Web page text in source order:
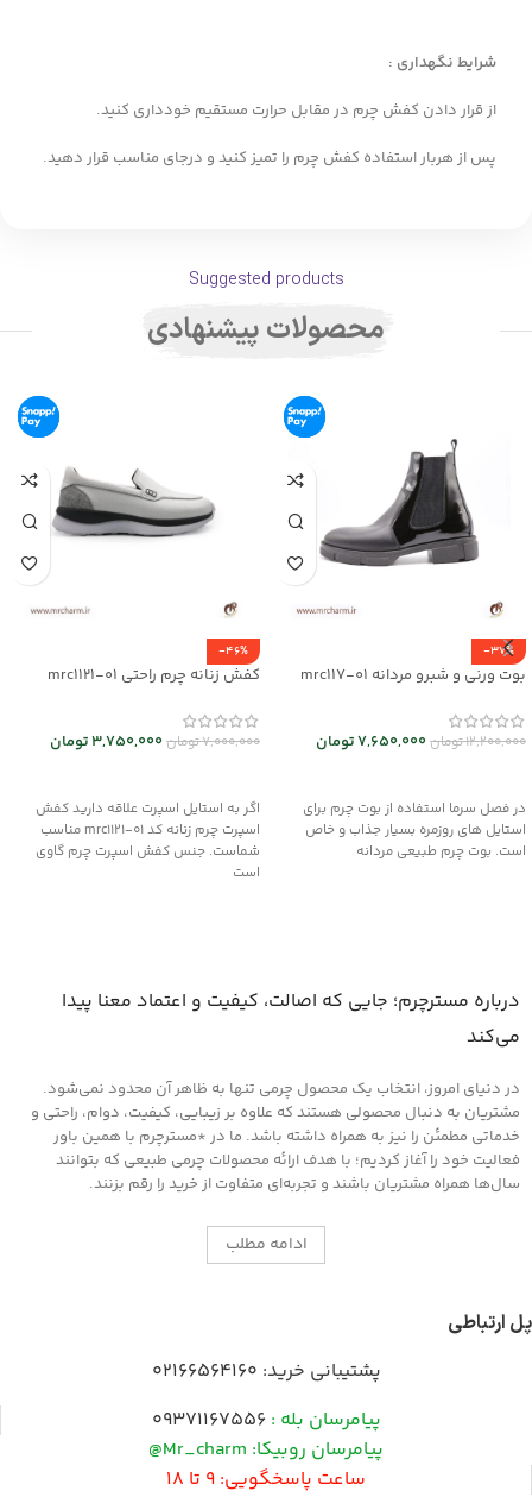
شرایط نگهداری :
از قرار دادن کفش چرم در مقابل حرارت مستقیم خودداری کنید.
پس از هربار استفاده کفش چرم را تمیز کنید و درجای مناسب قرار دهید.
Suggested products
محصولات پیشنهادی
-37%
بوت ورنی و شبرو مردانه mrc117-01
12,200,000تومان7,650,000تومان
در فصل سرما استفاده از بوت چرم برای
استایل های روزمره بسیار جذاب و خاص
است. بوت چرم طبیعی مردانه
-46%
کفش زنانه چرم راحتی mrc1121-01
7,000,000تومان3,750,000تومان
اگر به استایل اسپرت علاقه دارید کفش
اسپرت چرم زنانه کد mrc1121-01 مناسب
شماست. جنس کفش اسپرت چرم گاوی
است
درباره مسترچرم؛ جایی که اصالت، کیفیت و اعتماد معنا پیدا
می‌کند
در دنیای امروز، انتخاب یک محصول چرمی تنها به ظاهر آن محدود نمی‌شود.
مشتریان به دنبال محصولی هستند که علاوه بر زیبایی، کیفیت، دوام، راحتی و
خدماتی مطمئن را نیز به همراه داشته باشد. ما در *مسترچرم با همین باور
فعالیت خود را آغاز کردیم؛ با هدف ارائه محصولات چرمی طبیعی که بتوانند
سال‌ها همراه مشتریان باشند و تجربه‌ای متفاوت از خرید را رقم بزنند.
ادامه مطلب
پل ارتباطی
پشتیبانی خرید: 02166564160
پیامرسان بله : 09371167556
پیامرسان روبیکا: Mr_charm@
ساعت پاسخگویی: 9 تا 18